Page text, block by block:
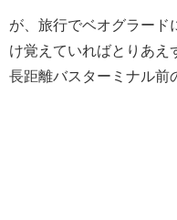
が、旅行でベオグラード
け覚えていればとりあえ
長距離バスターミナル前